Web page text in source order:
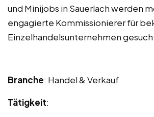
und Minijobs in Sauerlach werden
engagierte Kommissionierer für
Einzelhandelsunternehmen
Branche: Handel & Verkauf
Tätigkeit: